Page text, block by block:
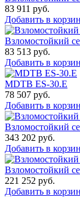
83 911 руб.
Добавить в
Взломостойкий
83 513 руб.
Добавить в
MDTB ES-30.Е
78 507 руб.
Добавить в
Взломостойкий
343 202 руб.
Добавить в
Взломостойкий
221 252 руб.
Добавить в